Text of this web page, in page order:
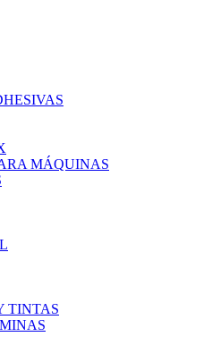
MÁQUINAS
TINTAS